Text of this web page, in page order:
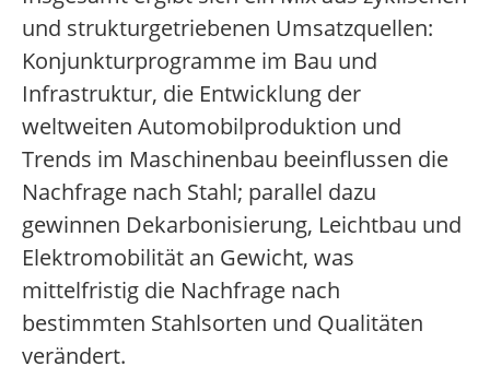
und strukturgetriebenen Umsatzquellen:
Konjunkturprogramme im Bau und
Infrastruktur, die Entwicklung der
weltweiten Automobilproduktion und
Trends im Maschinenbau beeinflussen die
Nachfrage nach Stahl; parallel dazu
gewinnen Dekarbonisierung, Leichtbau und
Elektromobilität an Gewicht, was
mittelfristig die Nachfrage nach
bestimmten Stahlsorten und Qualitäten
verändert.